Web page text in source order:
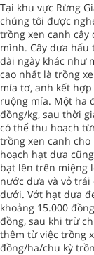
Tại khu vực Rừng
chúng tôi được
trồng xen canh
mình. Cây dưa hấu
dài ngày khác như
cao nhất là trồng
mía tơ, anh kết
ruộng mía. Một ha
đồng/kg, sau thời
có thể thu hoạch
trồng xen canh
hoạch hạt dưa
bạt lên trên miệng
nước dưa và vỏ
dưới. Vớt hạt dưa
khoảng 15.000
đồng, sau khi trừ
thêm từ việc trồng
đồng/ha/chu kỳ